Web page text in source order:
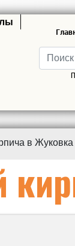
в Жуковка